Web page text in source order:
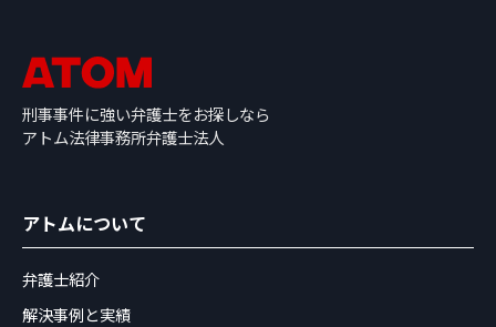
刑事事件に強い弁護士をお探しなら
アトム法律事務所弁護士法人
アトムについて
弁護士紹介
解決事例と実績